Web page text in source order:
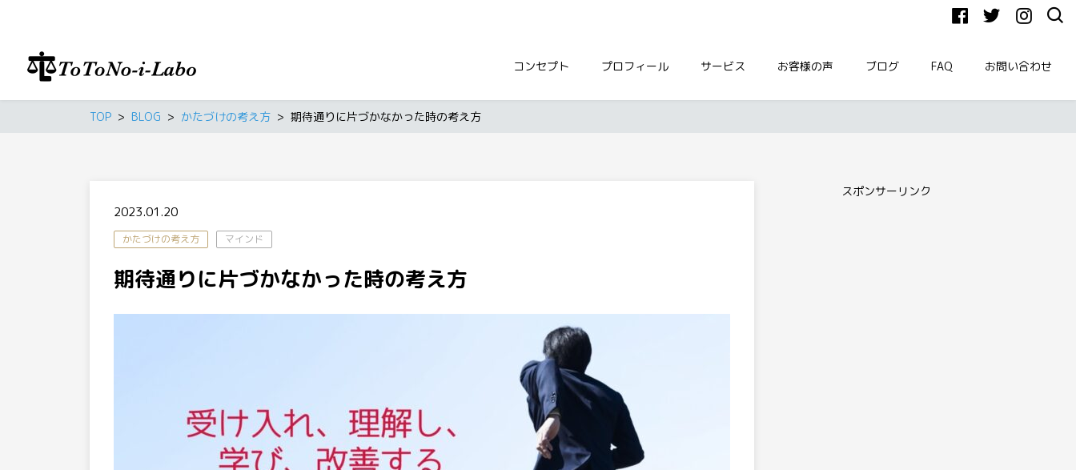
コンセプト プロフィール サービス お客様の声 ブログ FAQ お問い合わせ
TOP BLOG かたづけの考え方 期待通りに片づかなかった時の考え方
2023.01.20
かたづけの考え方 マインド
期待通りに片づかなかった時の考え方
スポンサーリンク